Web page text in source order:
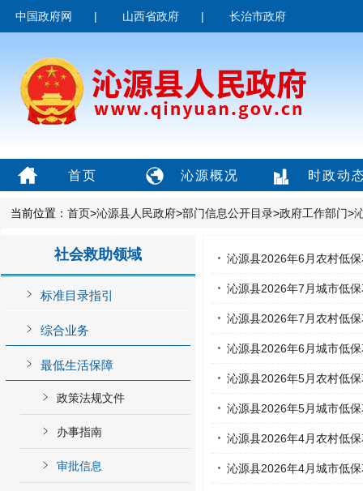
中国政府网 | 山西省政府 | 长治市政府
首页 沁源概况 时政动
当前位置： 首页>沁源县人民政府>部门信息公开目录>政府工作部门>
社会救助领域
标准目录指引
综合业务
最低生活保障
政策法规文件
办事指南
审批信息
沁源县2026年6月农村低
沁源县2026年7月城市低
沁源县2026年7月农村低
沁源县2026年6月城市低
沁源县2026年5月农村低
沁源县2026年5月城市低
沁源县2026年4月农村低
沁源县2026年4月城市低